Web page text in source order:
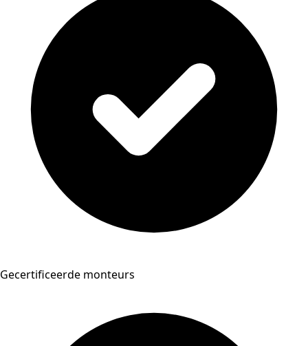
Gecertificeerde monteurs